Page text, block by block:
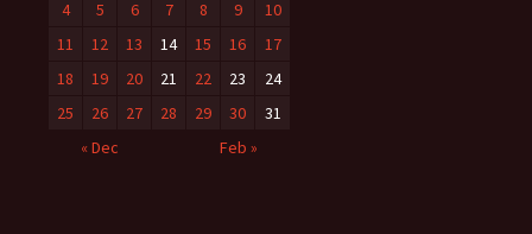
« Dec Feb »
4
5 6 7 8 9
10
11
12 13 14 15 16
17
18
19 20 21 22 23
24
25
26 27 28 29 30 31